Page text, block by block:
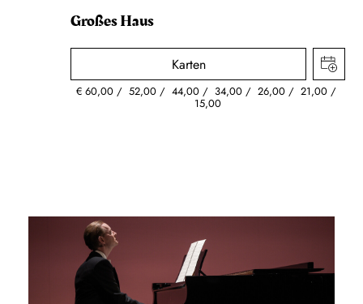
Großes Haus
Karten
€60,00 52,00 44,00 34,00 26,00 21,00
15,00